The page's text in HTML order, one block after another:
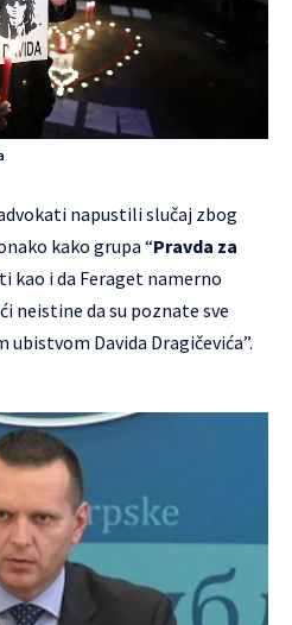
napustili slučaj zbog
kako grupa “Pravda za
kao i da Feraget namerno
neistine da su poznate sve
ubistvom Davida Dragičevića”.